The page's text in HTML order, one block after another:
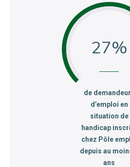
27
:de
d’emploi en
situation de
handicap
chez Pôle
depuis au
ans